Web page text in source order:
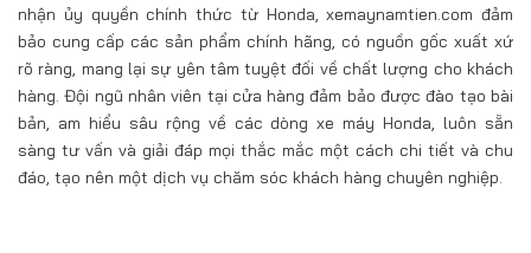
nhận ủy quyền chính thức từ Honda, xemaynamtien.com đảm
bảo cung cấp các sản phẩm chính hãng, có nguồn gốc xuất xứ
rõ ràng, mang lại sự yên tâm tuyệt đối về chất lượng cho khách
hàng. Đội ngũ nhân viên tại cửa hàng đảm bảo được đào tạo bài
bản, am hiểu sâu rộng về các dòng xe máy Honda, luôn sẵn
sàng tư vấn và giải đáp mọi thắc mắc một cách chi tiết và chu
đáo, tạo nên một dịch vụ chăm sóc khách hàng chuyên nghiệp.